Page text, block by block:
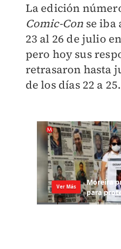
La edición
Comic-Con se iba
23 al 26 de julio
pero hoy sus
retrasaron hasta
de los días 22 a 25.